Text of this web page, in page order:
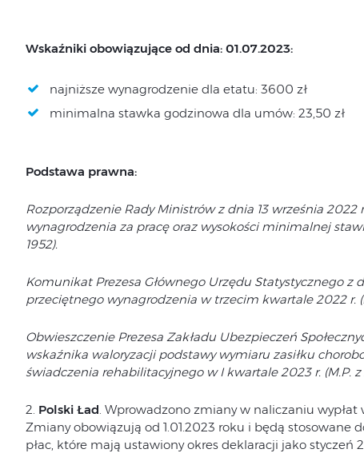
Wskaźniki obowiązujące od dnia: 01.07.2023:
najniższe wynagrodzenie dla etatu: 3600 zł
minimalna stawka godzinowa dla umów: 23,50 zł
Podstawa prawna:
Rozporządzenie Rady Ministrów z dnia 13 września
wynagrodzenia za pracę oraz wysokości minimalnej
1952).
Komunikat Prezesa Głównego Urzędu Statystycznego z
przeciętnego wynagrodzenia w trzecim kwartale 2022 r.
Obwieszczenie Prezesa Zakładu Ubezpieczeń
wskaźnika waloryzacji podstawy wymiaru zasiłku
świadczenia rehabilitacyjnego w I kwartale 2023 r. (M.P. z
2. Polski Ład. Wprowadzono zmiany w naliczaniu
Zmiany obowiązują od 1.01.2023 roku i będą stosowane
płac, które mają ustawiony okres deklaracji jako styczeń